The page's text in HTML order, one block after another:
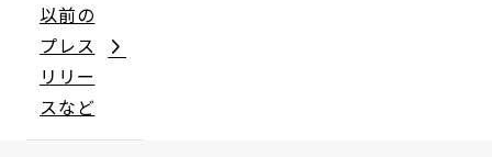
以前の
プレス
リリー
スなど